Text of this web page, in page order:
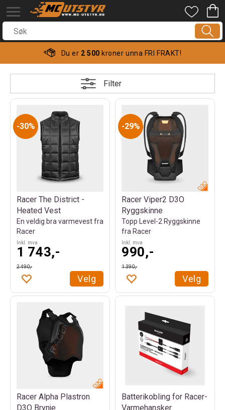
Du er 2 500 kroner unna FRI FRAKT!
Filter
30%
Racer The District -
Heated Vest
En veldig bra varmevest fra
Racer
Inkl. mva
1 743,-
2 490,-
Velg
29%
Racer Viper2 D3O
Ryggskinne
Topp Level-2 Ryggskinne
fra Racer
Inkl. mva
990,-
1 390,-
Velg
Racer Alpha Plastron
D3O Brynje
Batterikobling for Racer-
Varmehansker